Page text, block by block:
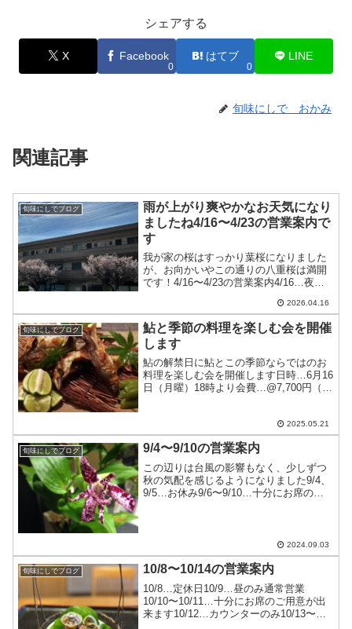
シェアする
X Facebook
0
はてブ
0
LINE
旬味にしで おかみ
関連記事
旬味にしでブログ
雨が上がり爽やかなお天気になり
ましたね4/16〜4/23の営業案内で
す
我が家の桜はすっかり葉桜になりました
が、お向かいやこの通りの八重桜は満開
です！4/16〜4/23の営業案内4/16…夜の
4/21…十分にお席のご用意ができます
4/22〜4/23…お休みです皆様のお...
2026.04.16
旬味にしでブログ
鮎と季節の料理を楽しむ会を開催
します
鮎の解禁日に鮎とこの季節ならではのお
料理を楽しむ会を開催します日時…6月16
日（月曜）18時より会費…@7,700円（税
る方は予約時にお知らせ下さい他の食材
に変更しま...
2025.05.21
旬味にしでブログ 9/4〜9/10の営業案内
この辺りは台風の影響もなく、少しずつ
秋の気配を感じるようになりました9/4、
9/5…お休み9/6〜9/10…十分にお席のご
2024.09.03
旬味にしでブログ 10/8〜10/14の営業案内
10/8…定休日10/9…昼のみ通常営業
10/10〜10/11…十分にお席のご用意が出
来ます10/12…カウンターのみ10/13〜